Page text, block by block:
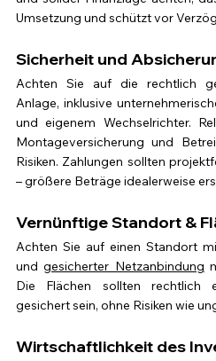
Umsetzung und schützt vor
Sicherheit und
Achten Sie auf die rechtlich
Anlage, inklusive
und eigenem Wechselrichter.
Montageversicherung und
Risiken. Zahlungen sollten
– größere Beträge idealerweise
Vernünftige Standort &
Achten Sie auf einen Standort
und gesicherter Netzanbindung
Die Flächen sollten rechtlich
gesichert sein, ohne Risiken wie
Wirtschaftlichkeit des